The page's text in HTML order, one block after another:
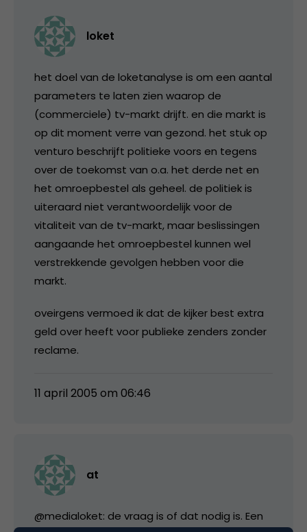
loket
het doel van de loketanalyse is om een aantal
parameters te laten zien waarop de
(commerciele) tv-markt drijft. en die markt is
op dit moment verre van gezond. het stuk op
venturo beschrijft politieke voors en tegens
over de toekomst van o.a. het derde net en
het omroepbestel als geheel. de politiek is
uiteraard niet verantwoordelijk voor de
vitaliteit van de tv-markt, maar beslissingen
aangaande het omroepbestel kunnen wel
verstrekkende gevolgen hebben voor die
markt.
oveirgens vermoed ik dat de kijker best extra
geld over heeft voor publieke zenders zonder
reclame.
11 april 2005 om 06:46
at
@medialoket: de vraag is of dat nodig is. Een